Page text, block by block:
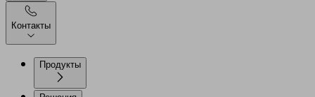
Контакты
Продукты